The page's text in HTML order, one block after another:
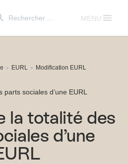
for:
MENU
EURL
Modification EURL
sociales d’une EURL
la totalité des
d’une